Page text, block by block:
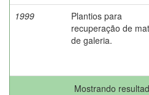
1999
Plantios para
recuperação de
de galeria.
Mostrando